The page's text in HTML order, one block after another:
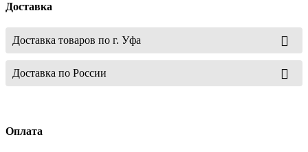
Доставка
Доставка товаров по г. Уфа
Доставка по России
Оплата